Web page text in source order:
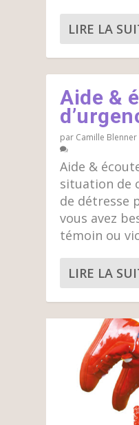
LIRE LA
Aide &
par Camille Blenner
Aide &
situation de
de détresse
vous avez
témoin ou
LIRE LA